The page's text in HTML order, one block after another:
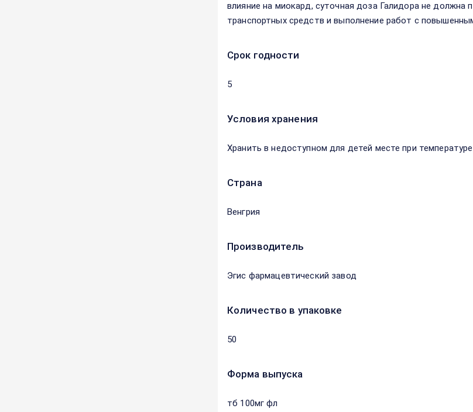
влияние на миокард, суточная доза Галидора не должна
транспортных средств и выполнение работ с
Срок годности
5
Условия хранения
Хранить в недоступном для детей месте при
Страна
Венгрия
Производитель
Эгис фармацевтический завод
Количество в упаковке
50
Форма выпуска
тб 100мг фл